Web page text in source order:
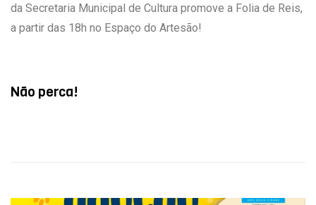
da Secretaria Municipal de Cultura promove a Folia de Reis,
a partir das 18h no Espaço do Artesão!
Não perca!